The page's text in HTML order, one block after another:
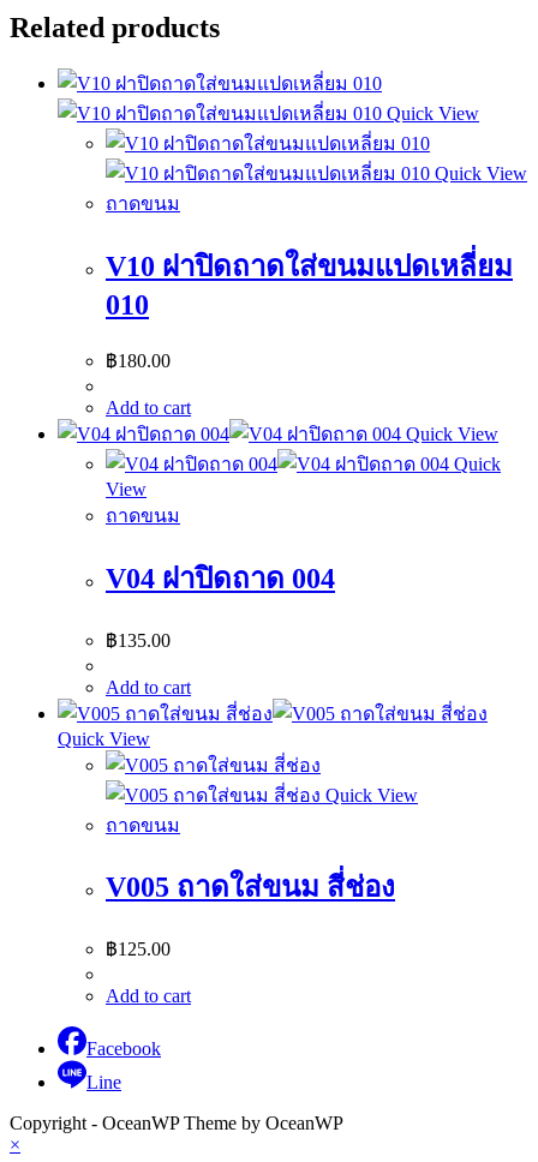
Related products
Quick View
Quick View
ถาดขนม
V10 ฝาปิดถาดใส่ขนมแปดเหลี่ยม
010
฿180.00
Add to cart
Quick View
Quick
View
ถาดขนม
V04 ฝาปิดถาด 004
฿135.00
Add to cart
Quick View
Quick View
ถาดขนม
V005 ถาดใส่ขนม สี่ช่อง
฿125.00
Add to cart
Facebook
Line
Copyright - OceanWP Theme by OceanWP
×